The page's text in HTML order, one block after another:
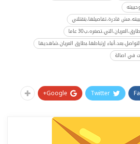
قادرة،تفاصيلها،بتقتلني
عاما
إرتباطها،بطارق العريان،شاهديها
في اصالة
Twitter
Google+